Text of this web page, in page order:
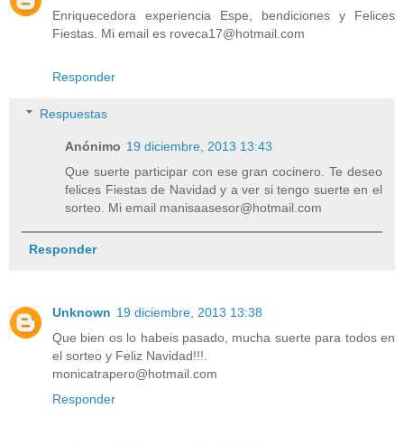
Enriquecedora experiencia Espe, bendiciones y Felices
Fiestas. Mi email es roveca17@hotmail.com
Responder
Respuestas
Anónimo 19 diciembre, 2013 13:43
Que suerte participar con ese gran cocinero. Te deseo
felices Fiestas de Navidad y a ver si tengo suerte en el
sorteo. Mi email manisaasesor@hotmail.com
Responder
Unknown 19 diciembre, 2013 13:38
Que bien os lo habeis pasado, mucha suerte para todos en
el sorteo y Feliz Navidad!!!.
monicatrapero@hotmail.com
Responder